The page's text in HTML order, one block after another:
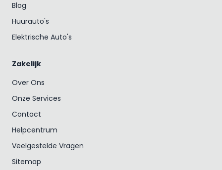
Blog
Huurauto's
Elektrische Auto's
Zakelijk
Over Ons
Onze Services
Contact
Helpcentrum
Veelgestelde Vragen
Sitemap